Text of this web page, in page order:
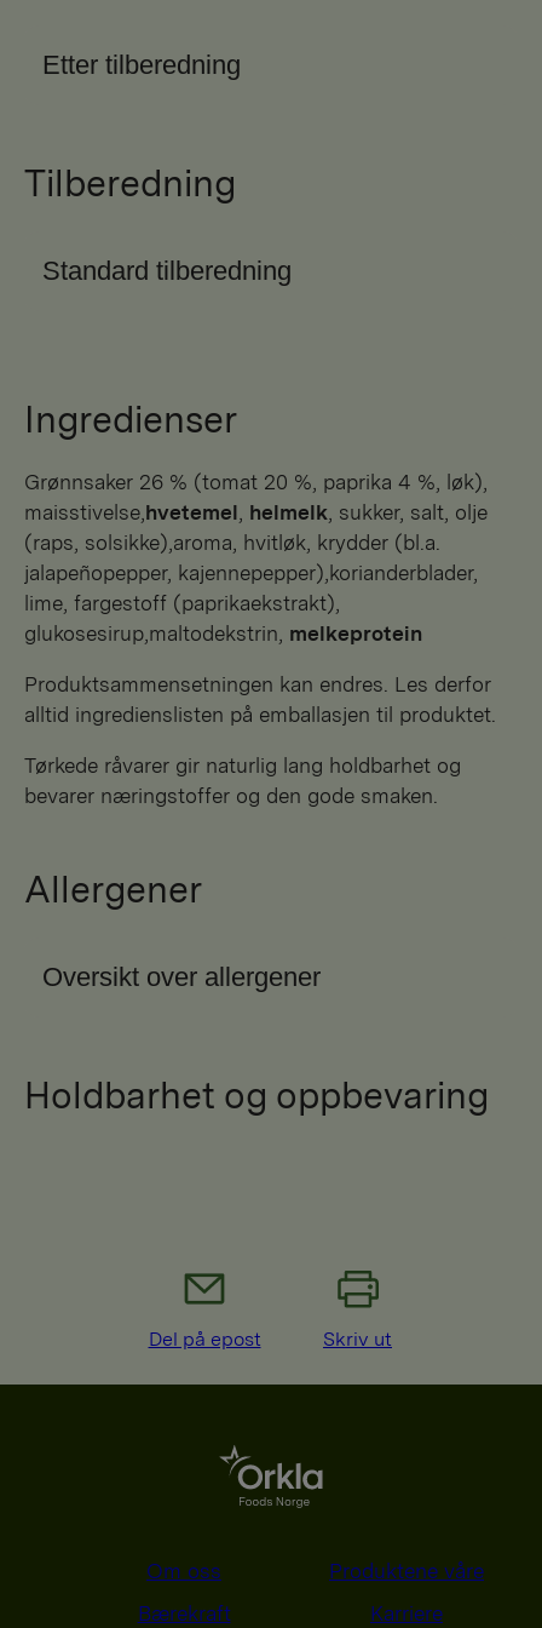
Etter tilberedning
Tilberedning
Standard tilberedning
Ingredienser
grønnsaker 26 % (tomat 20 %, paprika 4 %, løk),
maisstivelse, hvetemel helmelk , sukker, salt, olje
(raps, solsikke),aroma, hvitløk, krydder (bl.a.
jalapeñopepper, kajennepepper),korianderblader,
lime, fargestoff (paprikaekstrakt),
glukosesirup,maltodekstrin, melkeprotein
Produktsammensetningen kan endres. Les derfor
alltid ingredienslisten på emballasjen til produktet.
Tørkede råvarer gir naturlig lang holdbarhet og
bevarer næringstoffer og den gode smaken.
Allergener
Oversikt over allergener
Holdbarhet og oppbevaring
Del på epost Skriv ut
Om oss
Produktene våre
Bærekraft
Karriere